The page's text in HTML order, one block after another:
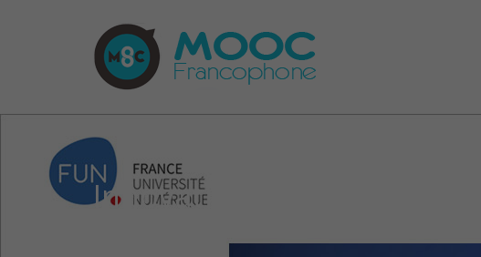
Innovation-et-société